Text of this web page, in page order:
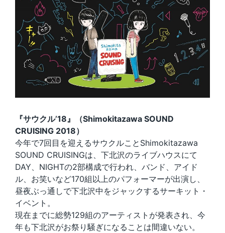
『サウクル’18』（Shimokitazawa SOUND
CRUISING 2018）
今年で7回目を迎えるサウクルことShimokitazawa
SOUND CRUISINGは、下北沢のライブハウスにて
DAY、NIGHTの2部構成で行われ、バンド、アイド
ル、お笑いなど170組以上のパフォーマーが出演し、
昼夜ぶっ通しで下北沢中をジャックするサーキット・
イベント。
現在までに総勢129組のアーティストが発表され、今
年も下北沢がお祭り騒ぎになることは間違いない。